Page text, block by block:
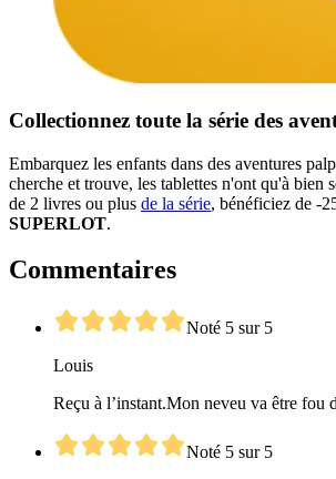
Collectionnez toute la série des
Embarquez les enfants dans des aventures
cherche et trouve, les tablettes n'ont qu'à bien
de 2 livres ou plus de la série, bénéficiez de -
SUPERLOT.
Commentaires
Noté 5 sur 5
Louis
Reçu à l’instant.Mon neveu va être fou
Noté 5 sur 5